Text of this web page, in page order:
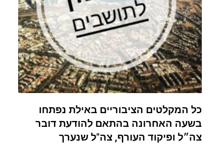
כל המקלטים הציבוריים באילת נפתחו
בשעה האחרונה בהתאם להודעת דובר
צה״ל ופיקוד העורף, צה"ל שנערך